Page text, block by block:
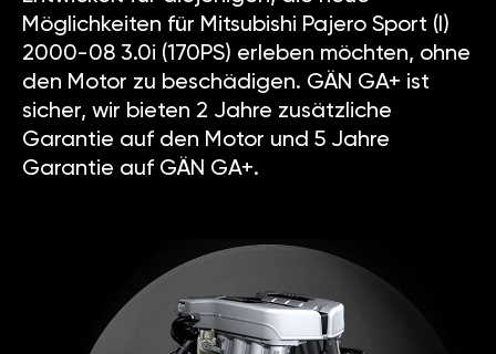
Möglichkeiten für Mitsubishi Pajero Sport (I)
2000-08 3.0i (170PS) erleben möchten, ohne
den Motor zu beschädigen. GÄN GA+ ist
sicher, wir bieten 2 Jahre zusätzliche
Garantie auf den Motor und 5 Jahre
Garantie auf GÄN GA+.